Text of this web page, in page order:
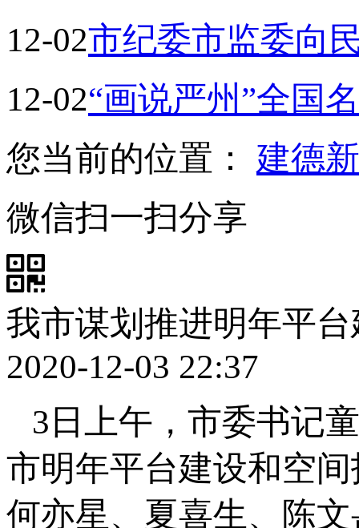
12-02市纪委市监委向
12-02“画说严州”全国
您当前的位置： 建德
微信扫一扫分享
我市谋划推进明年平
2020-12-03 22:37
3日上午，市委书记
市明年平台建设和空
何亦星、夏喜生、陈